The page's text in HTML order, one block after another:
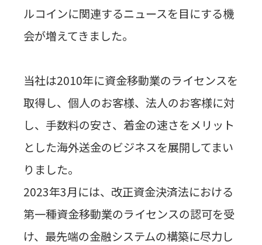
ルコインに関連するニュースを目にする機
会が増えてきました。
当社は2010年に資金移動業のライセンスを
取得し、個人のお客様、法人のお客様に対
し、手数料の安さ、着金の速さをメリット
とした海外送金のビジネスを展開してまい
りました。
2023年3月には、改正資金決済法における
第一種資金移動業のライセンスの認可を受
け、最先端の金融システムの構築に尽力し